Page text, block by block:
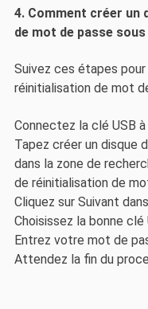
4. Comment créer un
de mot de passe sous
Suivez ces étapes
réinitialisation de mot
Connectez la clé USB
Tapez créer un disque
dans la zone de
de réinitialisation de
Cliquez sur Suivant
Choisissez la bonne
Entrez votre mot de
Attendez la fin du